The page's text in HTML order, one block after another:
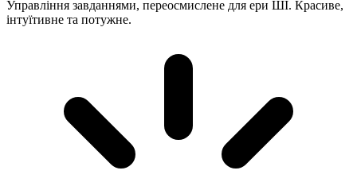
Управління завданнями, переосмислене для ери ШІ. Красиве,
інтуїтивне та потужне.